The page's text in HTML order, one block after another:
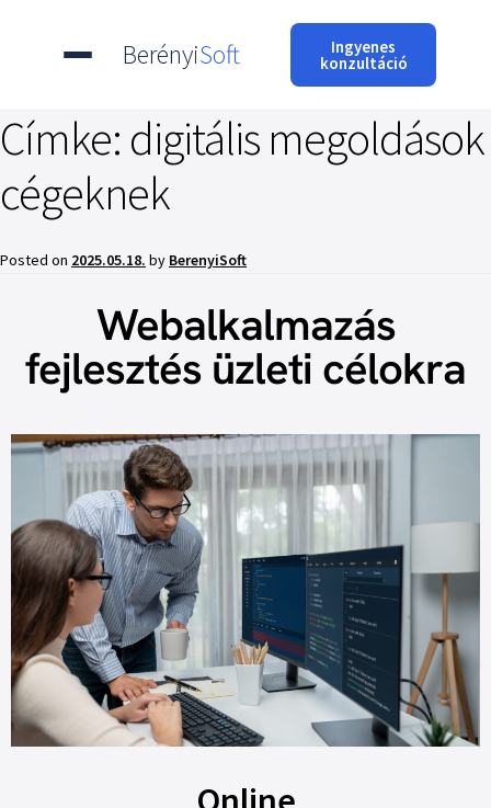
BerényiSoft Ingyenes
konzultáció
Címke: digitális megoldások
cégeknek
Posted on 2025.05.18. by BerenyiSoft
Webalkalmazás
fejlesztés üzleti célokra